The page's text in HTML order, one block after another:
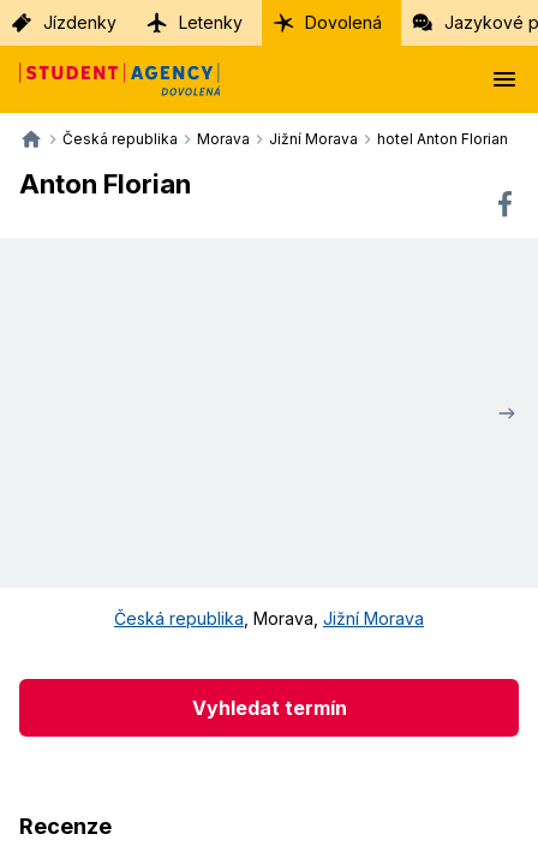
Jízdenky Letenky Dovolená Jazykové
Česká republika Morava Jižní Morava hotel Anton Florian
Anton Florian
Česká republika Morava Jižní Morava
Vyhledat termín
Recenze